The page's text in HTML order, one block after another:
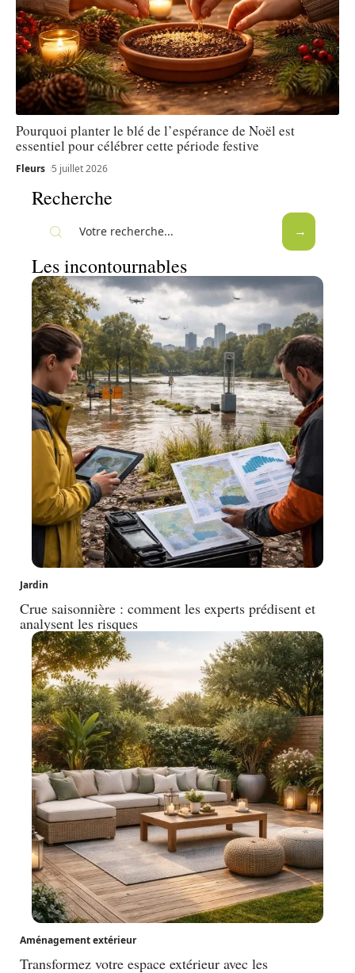
Pourquoi planter le blé de l’espérance de Noël est
essentiel pour célébrer cette période festive
Fleurs 5 juillet 2026
Recherche
Les incontournables
Jardin
Crue saisonnière : comment les experts prédisent et
analysent les risques
Aménagement extérieur
Transformez votre espace extérieur avec les